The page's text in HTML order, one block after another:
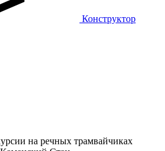
Конструктор
на речных трамвайчиках